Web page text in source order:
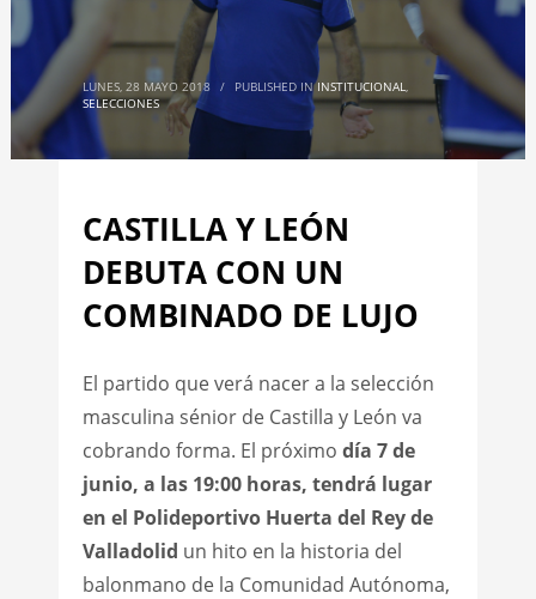
LUNES, 28 MAYO 2018 / PUBLISHED ININSTITUCIONAL
SELECCIONES
CASTILLA Y LEÓN
DEBUTA CON UN
COMBINADO DE LUJO
El partido que verá nacer a la selección
masculina sénior de Castilla y León va
cobrando forma. El próximo día 7 de
junio, a las 19:00 horas, tendrá lugar
en el Polideportivo Huerta del Rey de
Valladolid un hito en la historia del
balonmano de la Comunidad Autónoma,